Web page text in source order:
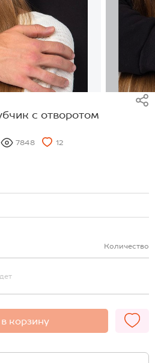
с отворотом
7848 12
Количество
корзину